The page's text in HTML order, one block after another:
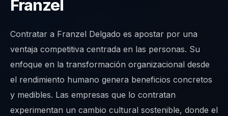
Franzel
Contratar a Franzel Delgado es apostar por una
ventaja competitiva centrada en las personas. Su
enfoque en la transformación organizacional desde
el rendimiento humano genera beneficios concretos
y medibles. Las empresas que lo contratan
experimentan un cambio cultural sostenible, donde el